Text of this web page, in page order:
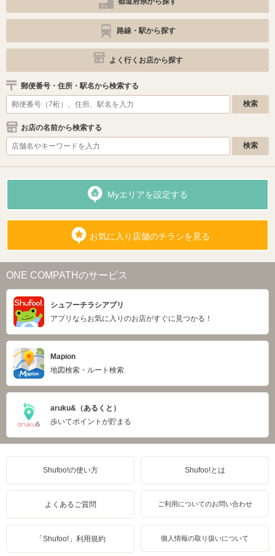
路線・駅から探す
よく行くお店から探す
郵便番号・住所・駅名から検索する
お店の名前から検索する
Myエリアを設定する
お気に入り店舗のチラシを見る
ONE COMPATHのサービス
シュフーチラシアプリ
アプリならお気に入りのお店がすぐに見つかる！
Mapion
地図検索・ルート検索
aruku&（あるくと）
歩いてポイントが貯まる
Shufoo!の使い方 Shufoo!とは
よくあるご質問 ご利用についてのお問い合わせ
「Shufoo!」利用規約 個人情報の取り扱いについて